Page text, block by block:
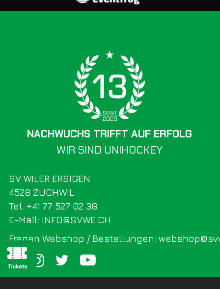
SV WILER ERSIGEN
Fragen Webshop / Bestellungen:
4528 ZUCHWIL
Tel. +41 77 527 02 38
E-Mail: INFO@SVWE.CH
WIR SIND UNIHOCKEY
NACHWUCHS TRIFFT AUF ERFOLG